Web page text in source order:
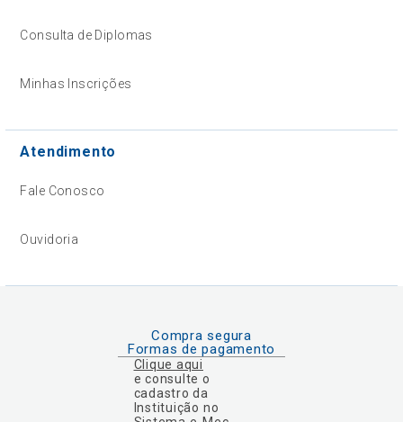
Consulta de Diplomas
Minhas Inscrições
Atendimento
Fale Conosco
Ouvidoria
Compra segura
Formas de pagamento
Clique aqui
e consulte o
cadastro da
Instituição no